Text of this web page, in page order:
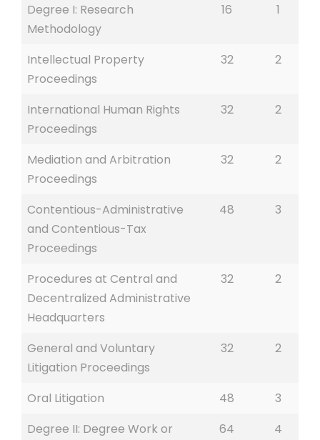
Degree I: Research
Methodology
16 1
Intellectual Property
Proceedings
32 2
International Human Rights
Proceedings
32 2
Mediation and Arbitration
Proceedings
32 2
Contentious-Administrative
and Contentious-Tax
Proceedings
48 3
Procedures at Central and
Decentralized Administrative
Headquarters
32 2
General and Voluntary
Litigation Proceedings
32 2
Oral Litigation 48
3
Degree II: Degree Work or
64 4